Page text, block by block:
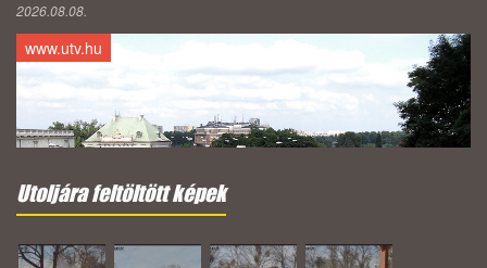
2026.08.08.
www.utv.hu
Utoljára feltöltött képek